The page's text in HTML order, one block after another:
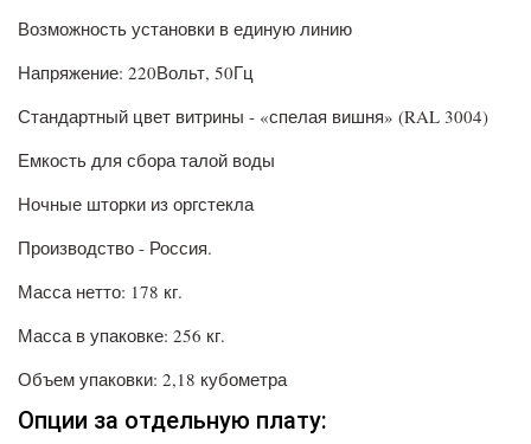
Возможность установки в единую линию
Напряжение: 220Вольт, 50Гц
Стандартный цвет витрины - «спелая вишня» (RAL 3004)
Емкость для сбора талой воды
Ночные шторки из оргстекла
Производство - Россия.
Масса нетто: 178 кг.
Масса в упаковке: 256 кг.
Объем упаковки: 2,18 кубометра
Опции за отдельную плату: